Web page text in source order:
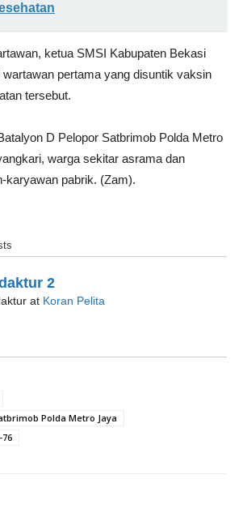
ketua SMSI Kabupaten Bekasi
wartawan pertama yang disuntik vaksin
tersebut.
D Pelopor Satbrimob Polda Metro
warga sekitar asrama dan
karyawan pabrik. (Zam).
2
at Koran Pelita
Polda Metro Jaya